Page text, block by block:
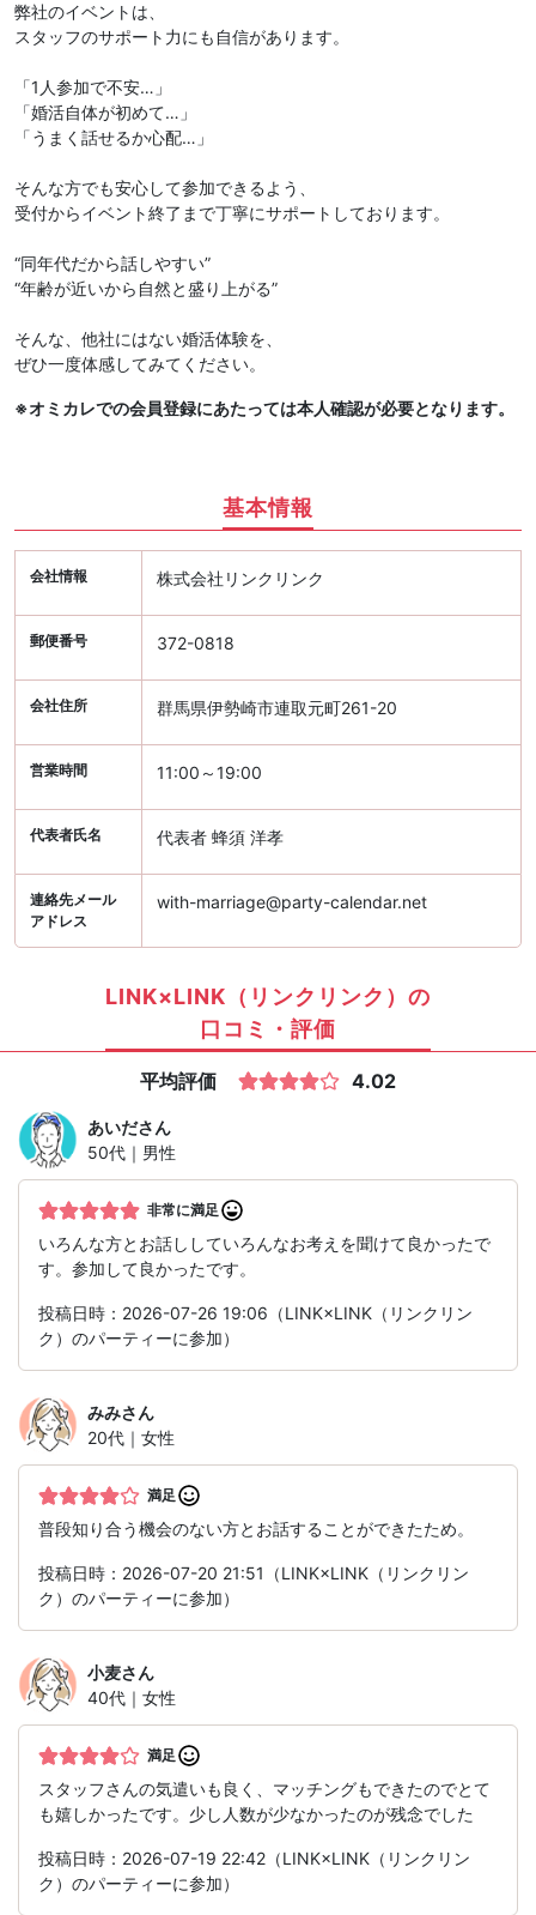
弊社のイベントは、
スタッフのサポート力にも自信があります。
「1人参加で不安…」
「婚活自体が初めて…」
「うまく話せるか心配…」
そんな方でも安心して参加できるよう、
受付からイベント終了まで丁寧にサポートしております。
“同年代だから話しやすい”
“年齢が近いから自然と盛り上がる”
そんな、他社にはない婚活体験を、
ぜひ一度体感してみてください。
※オミカレでの会員登録にあたっては本人確認が必要となります。
基本情報
会社情報 株式会社リンクリンク
郵便番号 372-0818
会社住所 群馬県伊勢崎市連取元町261-20
営業時間 11:00～19:00
代表者氏名 代表者 蜂須 洋孝
連絡先メール
アドレス
with-marriage@party-calendar.net
LINK×LINK（リンクリンク）の
口コミ・評価
平均評価 4.02
あいださん
50代｜男性
非常に満足
いろんな方とお話ししていろんなお考えを聞けて良かったで
す。参加して良かったです。
投稿日時：2026-07-26 19:06（LINK×LINK（リンクリン
ク）のパーティーに参加）
みみさん
20代｜女性
満足
普段知り合う機会のない方とお話することができたため。
投稿日時：2026-07-20 21:51（LINK×LINK（リンクリン
ク）のパーティーに参加）
小麦さん
40代｜女性
満足
スタッフさんの気遣いも良く、マッチングもできたのでとて
も嬉しかったです。少し人数が少なかったのが残念でした
投稿日時：2026-07-19 22:42（LINK×LINK（リンクリン
ク）のパーティーに参加）